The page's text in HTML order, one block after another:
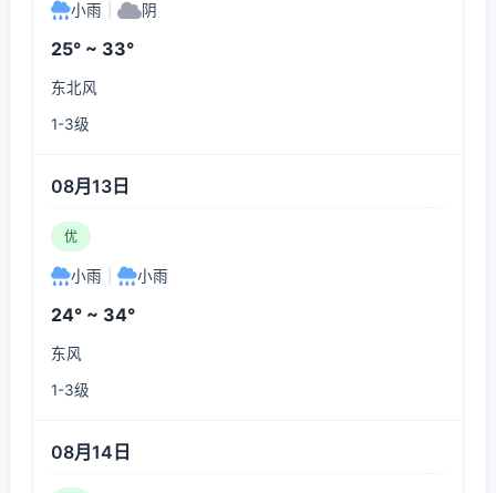
小雨 阴
25° ~ 33°
东北风
1-3级
08月13日
优
小雨 小雨
24° ~ 34°
东风
1-3级
08月14日